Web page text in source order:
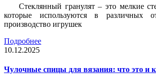
Стеклянный гранулят – это мелкие
которые используются в различных
производство игрушек
Подробнее
10.12.2025
Чулочные спицы для вязания: что это и